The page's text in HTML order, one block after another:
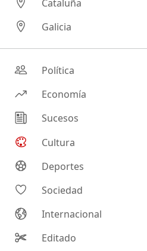
Cataluña
Galicia
Política
Economía
Sucesos
Cultura
Deportes
Sociedad
Internacional
Editado